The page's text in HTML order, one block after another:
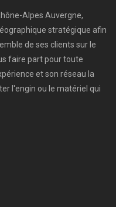
Alpes Auvergne,
stratégique afin
de ses clients sur le
faire part pour toute
et son réseau la
l'engin ou le matériel qui